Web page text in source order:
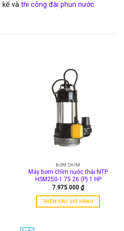
kế và thi công đài phun nước.
BƠM CHÌM
Máy bơm chìm nước thải NTP
HSM250-1.75 26 (P) 1 HP
7.975.000 ₫
THÊM VÀO GIỎ HÀNG